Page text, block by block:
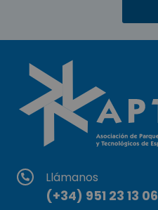
Llámanos
(+34) 951 23 13 06